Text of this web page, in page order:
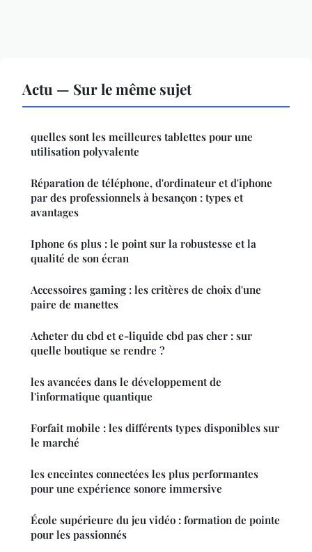
Actu — Sur le même sujet
quelles sont les meilleures tablettes pour une
utilisation polyvalente
Réparation de téléphone, d'ordinateur et d'iphone
par des professionnels à besançon : types et
avantages
Iphone 6s plus : le point sur la robustesse et la
qualité de son écran
Accessoires gaming : les critères de choix d'une
paire de manettes
Acheter du cbd et e-liquide cbd pas cher : sur
quelle boutique se rendre ?
les avancées dans le développement de
l'informatique quantique
Forfait mobile : les différents types disponibles sur
le marché
les enceintes connectées les plus performantes
pour une expérience sonore immersive
École supérieure du jeu vidéo : formation de pointe
pour les passionnés